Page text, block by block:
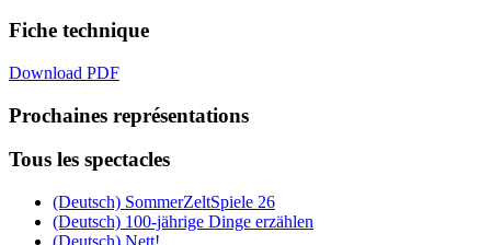
Fiche technique
Download PDF
Prochaines représentations
Tous les spectacles
(Deutsch) SommerZeltSpiele 26
(Deutsch) 100-jährige Dinge erzählen
(Deutsch) Nett!